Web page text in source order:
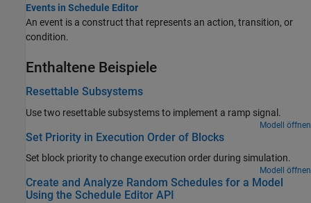
Events in Schedule Editor
An event is a construct that represents an action, transition, or
condition.
Enthaltene Beispiele
Resettable Subsystems
Use two resettable subsystems to implement a ramp signal.
Modell öffnen
Set Priority in Execution Order of Blocks
Set block priority to change execution order during simulation.
Modell öffnen
Create and Analyze Random Schedules for a Model
Using the Schedule Editor API